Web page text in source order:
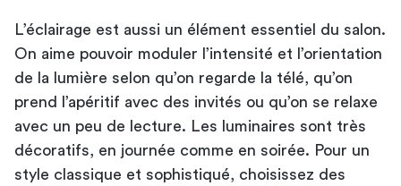
L’éclairage est aussi un élément essentiel du salon.
On aime pouvoir moduler l’intensité et l’orientation
de la lumière selon qu’on regarde la télé, qu’on
prend l’apéritif avec des invités ou qu’on se relaxe
avec un peu de lecture. Les luminaires sont très
décoratifs, en journée comme en soirée. Pour un
style classique et sophistiqué, choisissez des